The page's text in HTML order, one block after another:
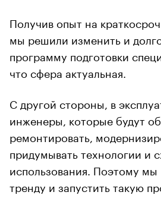
Получив опыт на
мы решили изменить и
программу подготовки
что сфера актуальная.
С другой стороны, в
инженеры, которые будут
ремонтировать,
придумывать технологии и
использования. Поэтому
тренду и запустить такую